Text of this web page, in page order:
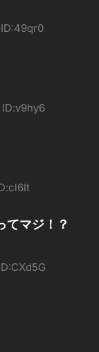
てマジ！？